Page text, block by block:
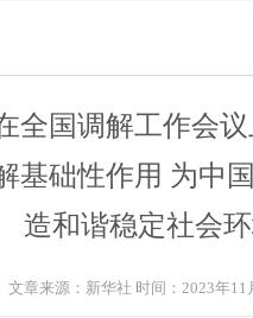
全国调解工作会
基础性作用 为中
造和谐稳定社会
文章来源： 新华社 时间： 2023年11